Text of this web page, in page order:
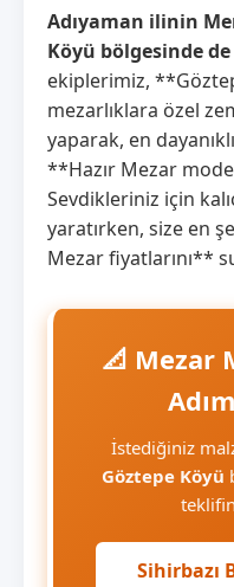
Adıyaman ilinin
Köyü bölgesinde
ekiplerimiz,
mezarlıklara özel
yaparak, en
**Hazır Mezar
Sevdikleriniz için
yaratırken, size en
Mezar fiyatlarını**
📐 Mezar
İstediğiniz
Göztepe Köyü
Sihirbazı